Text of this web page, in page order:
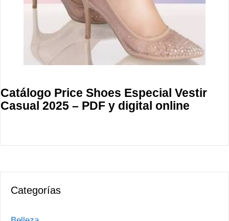
Catálogo Price Shoes Especial Vestir
Casual 2025 – PDF y digital online
Categorías